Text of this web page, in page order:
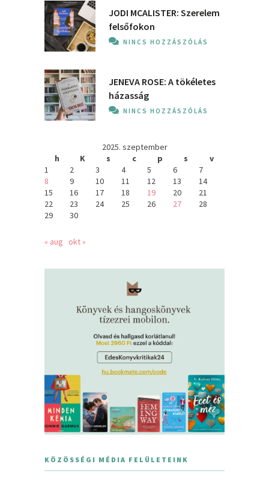
JODI MCALISTER: Szerelem
felsőfokon
NINCS HOZZÁSZÓLÁS
JENEVA ROSE: A ​tökéletes
házasság
NINCS HOZZÁSZÓLÁS
2025. szeptember
h
K s c p s
v
1
2 3 4 5 6
7
8
9 10 11 12 13
14
15
16 17 18 19 20
21
22
23 24 25 26 27
28
29
30
« aug okt »
KÖZÖSSÉGI MÉDIA FELÜLETEINK